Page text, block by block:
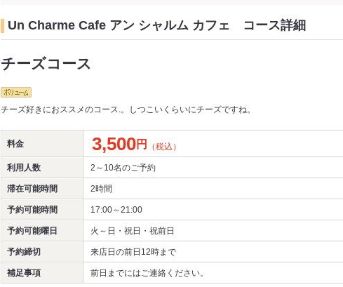
Un Charme Cafe アン シャルム カフェ コース詳細
チーズコース
チーズ好きにおススメのコース.。しつこいくらいにチーズですね。
料金 3,500円 （税込）
利用人数 2～10名のご予約
滞在可能時間 2時間
予約可能時間 17:00～21:00
予約可能曜日 火～日・祝日・祝前日
予約締切 来店日の前日12時まで
補足事項 前日までにはご連絡ください。